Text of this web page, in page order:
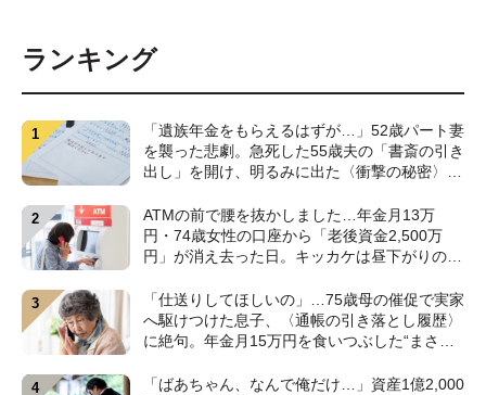
ランキング
「遺族年金をもらえるはずが…」52歳パート妻
を襲った悲劇。急死した55歳夫の「書斎の引き
出し」を開け、明るみに出た〈衝撃の秘密〉
ATMの前で腰を抜かしました…年金月13万
円・74歳女性の口座から「老後資金2,500万
円」が消え去った日。キッカケは昼下がりの
「仕送りしてほしいの」…75歳母の催促で実家
へ駆けつけた息子、〈通帳の引き落とし履歴〉
に絶句。年金月15万円を食いつぶした“まさか
「ばあちゃん、なんで俺だけ…」資産1億2,000